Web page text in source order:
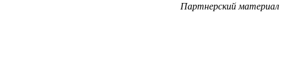
Партнерский материал